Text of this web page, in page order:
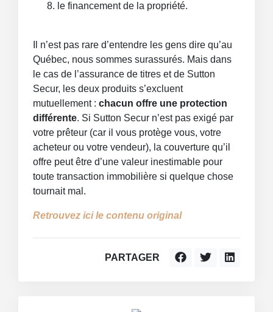
le financement de la propriété.
Il n’est pas rare d’entendre les gens dire qu’au
Québec, nous sommes surassurés. Mais dans
le cas de l’assurance de titres et de Sutton
Secur, les deux produits s’excluent
mutuellement : chacun offre une protection
différente. Si Sutton Secur n’est pas exigé par
votre prêteur (car il vous protège vous, votre
acheteur ou votre vendeur), la couverture qu’il
offre peut être d’une valeur inestimable pour
toute transaction immobilière si quelque chose
tournait mal.
Retrouvez ici le contenu original
PARTAGER